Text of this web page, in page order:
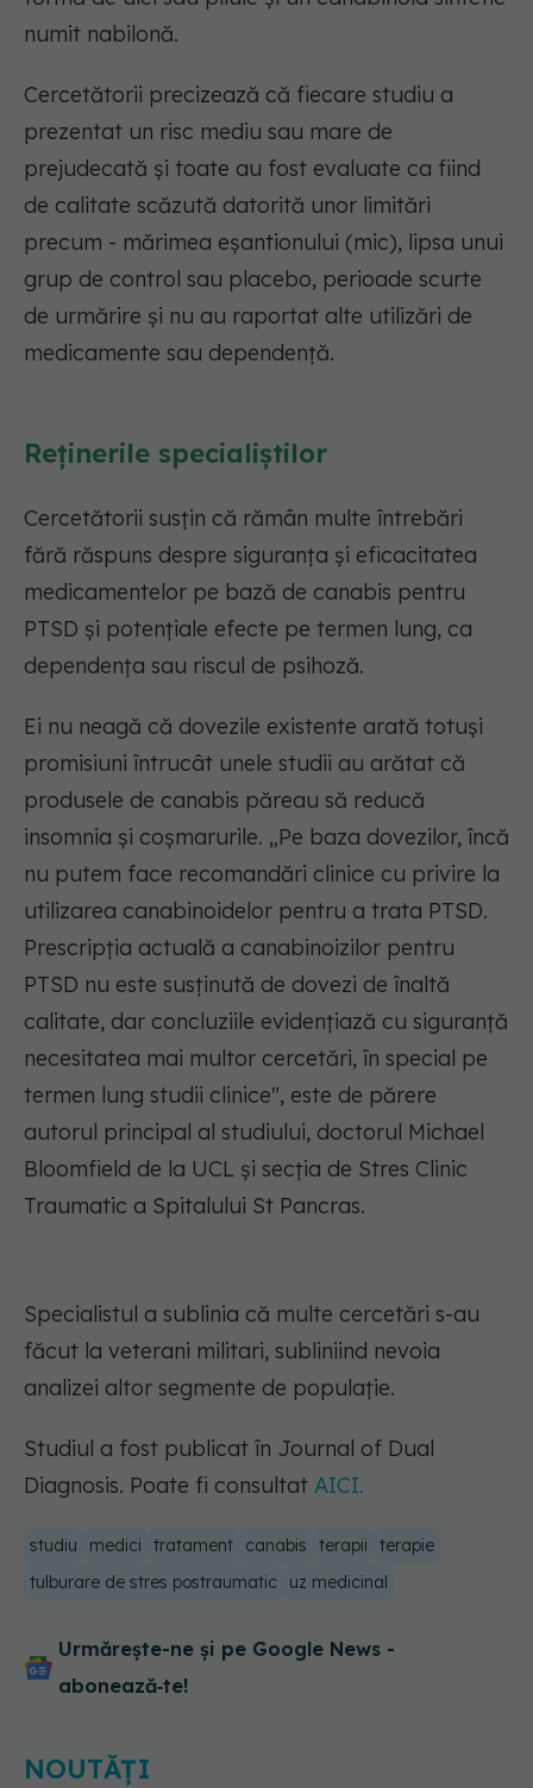
numit nabilonă.
Cercetătorii precizează că fiecare studiu a
prezentat un risc mediu sau mare de
prejudecată și toate au fost evaluate ca fiind
de calitate scăzută datorită unor limitări
precum - mărimea eșantionului (mic), lipsa unui
grup de control sau placebo, perioade scurte
de urmărire și nu au raportat alte utilizări de
medicamente sau dependență.
Reținerile specialiștilor
Cercetătorii susțin că rămân multe întrebări
fără răspuns despre siguranța și eficacitatea
medicamentelor pe bază de canabis pentru
PTSD și potențiale efecte pe termen lung, ca
dependența sau riscul de psihoză.
Ei nu neagă că dovezile existente arată totuși
promisiuni întrucât unele studii au arătat că
produsele de canabis păreau să reducă
insomnia și coșmarurile. „Pe baza dovezilor, încă
nu putem face recomandări clinice cu privire la
utilizarea canabinoidelor pentru a trata PTSD.
Prescripția actuală a canabinoizilor pentru
PTSD nu este susținută de dovezi de înaltă
calitate, dar concluziile evidențiază cu siguranță
necesitatea mai multor cercetări, în special pe
termen lung studii clinice", este de părere
autorul principal al studiului, doctorul Michael
Bloomfield de la UCL și secția de Stres Clinic
Traumatic a Spitalului St Pancras.
Specialistul a sublinia că multe cercetări s-au
făcut la veterani militari, subliniind nevoia
analizei altor segmente de populație.
Studiul a fost publicat în Journal of Dual
Diagnosis. Poate fi consultat AICI.
studiu medici tratament canabis terapii
terapie
tulburare de stres postraumatic
uz medicinal
Urmărește-ne și pe Google News -
abonează‑te!
NOUTĂȚI